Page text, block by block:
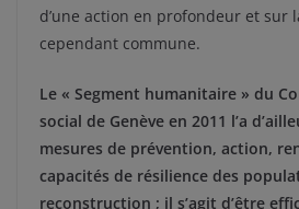
d’une action en profondeur et sur
cependant commune.
Le « Segment humanitaire » du
social de Genève en 2011 l’a
mesures de prévention, action,
capacités de résilience des
reconstruction ; il s’agit d’être